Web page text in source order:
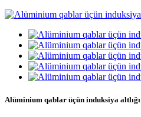
Alüminium qablar üçün induksiya altlığı